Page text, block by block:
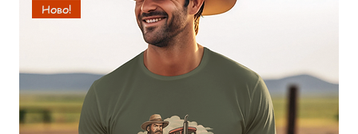
Ново!